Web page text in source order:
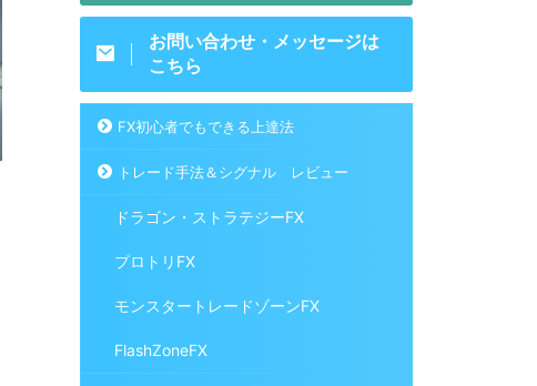
お問い合わせ・メッセージは
こちら
FX初心者でもできる上達法
トレード手法＆シグナル レビュー
ドラゴン・ストラテジーFX
プロトリFX
モンスタートレードゾーンFX
FlashZoneFX